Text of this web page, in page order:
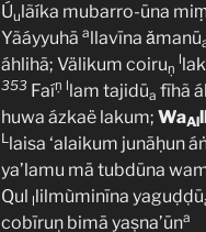
Úulãíka mubarro-ūna
Yãáyyuhā allavīna ǎmanū
áhlihā; Välikum coiruṇ
l
353 Faíṇ llam tajidūa fīhã
huwa ázkaë lakum; WaAl
Llaisa ‘alaikum junāḥun
ya’lamu mā tubdūna
Qul llilmùminīna yaguḍḍū
cobīruņ bimā yaṣna’ūna